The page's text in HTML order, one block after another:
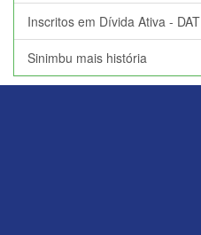
Inscritos em Dívida Ativa - DAT
Sinimbu mais história